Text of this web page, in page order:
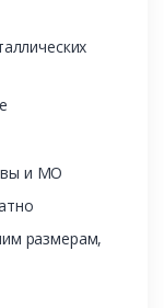
и МО
размерам,